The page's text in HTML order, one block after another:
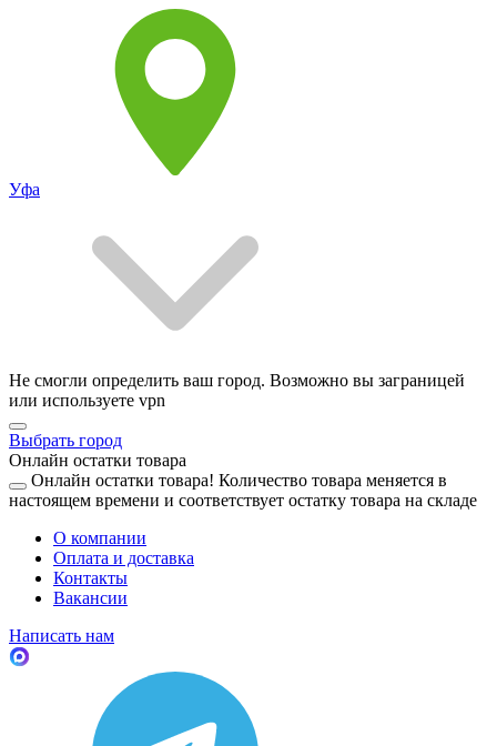
Уфа
Не смогли определить ваш город. Возможно вы заграницей
или используете vpn
Выбрать город
Онлайн остатки товара
Онлайн остатки товара! Количество товара меняется в
настоящем времени и соответствует остатку товара на складе
О компании
Оплата и доставка
Контакты
Вакансии
Написать нам